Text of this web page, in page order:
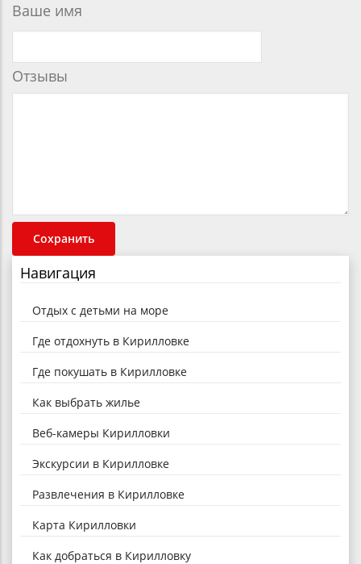
Ваше имя
Отзывы
Навигация
Отдых с детьми на море
Где отдохнуть в Кирилловке
Где покушать в Кирилловке
Как выбрать жилье
Веб-камеры Кирилловки
Экскурсии в Кирилловке
Развлечения в Кирилловке
Карта Кирилловки
Как добраться в Кирилловку